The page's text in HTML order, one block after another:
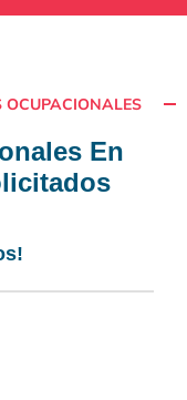
OCUPACIONALES
En